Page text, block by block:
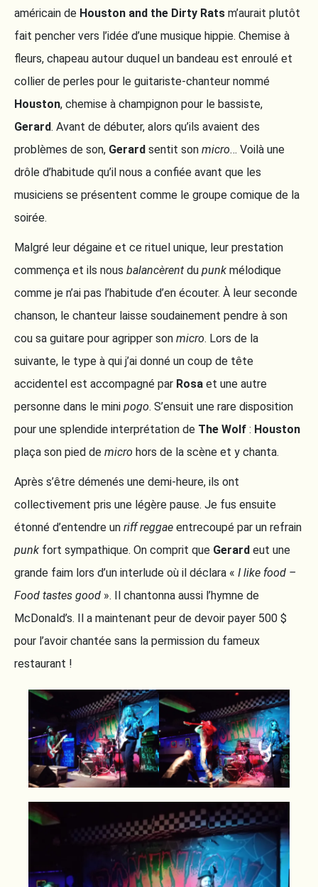
américain de Houston and the Dirty Rats m’aurait plutôt
fait pencher vers l’idée d’une musique hippie. Chemise à
fleurs, chapeau autour duquel un bandeau est enroulé et
collier de perles pour le guitariste-chanteur nommé
Houston, chemise à champignon pour le bassiste,
Gerard. Avant de débuter, alors qu’ils avaient des
problèmes de son, Gerard sentit son micro… Voilà une
drôle d’habitude qu’il nous a confiée avant que les
musiciens se présentent comme le groupe comique de la
soirée.
Malgré leur dégaine et ce rituel unique, leur prestation
commença et ils nous balancèrent du punk mélodique
comme je n’ai pas l’habitude d’en écouter. À leur seconde
chanson, le chanteur laisse soudainement pendre à son
cou sa guitare pour agripper son micro. Lors de la
suivante, le type à qui j’ai donné un coup de tête
accidentel est accompagné par Rosa et une autre
personne dans le mini pogo. S’ensuit une rare disposition
pour une splendide interprétation de The Wolf : Houston
plaça son pied de micro hors de la scène et y chanta.
Après s’être démenés une demi-heure, ils ont
collectivement pris une légère pause. Je fus ensuite
étonné d’entendre un riff reggae entrecoupé par un refrain
punk fort sympathique. On comprit que Gerard eut une
grande faim lors d’un interlude où il déclara « I like food –
Food tastes good ». Il chantonna aussi l’hymne de
McDonald’s. Il a maintenant peur de devoir payer 500 $
pour l’avoir chantée sans la permission du fameux
restaurant !